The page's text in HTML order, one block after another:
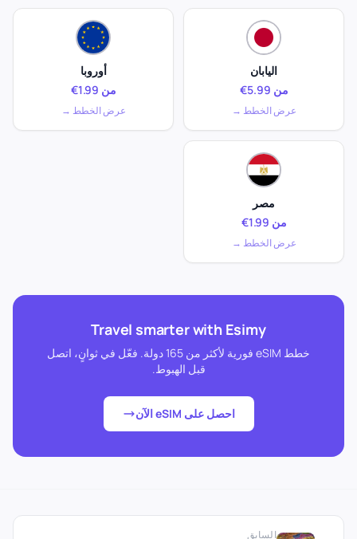
اليابان
من 5.99€
عرض الخطط →
أوروبا
من 1.99€
عرض الخطط →
مصر
من 1.99€
عرض الخطط →
Travel smarter with Esimy
خطط eSIM فورية لأكثر من 165 دولة. فعّل في ثوانٍ، اتصل
قبل الهبوط.
احصل على eSIM الآن
السابق